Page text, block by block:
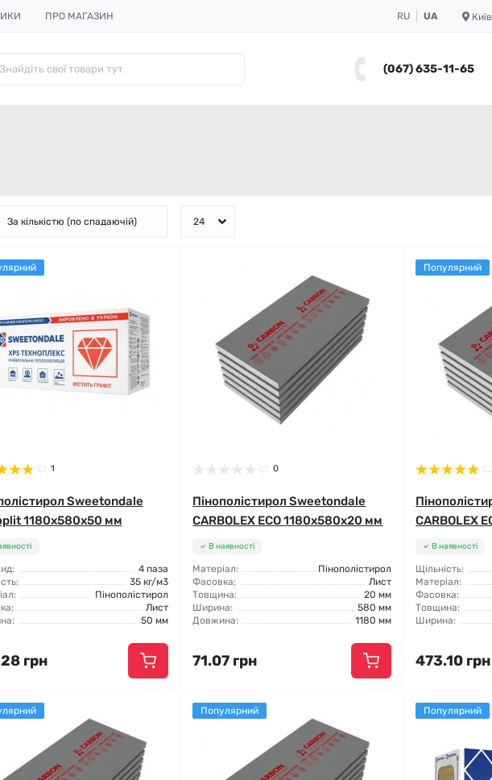
ПРО МАГАЗИН RU UA Київ
(067) 635-11-65
1
Sweetondale
1180x580x50 мм
4 паза
35 кг/м3
Пінополістирол
Лист
50 мм
грн
0
Пінополістирол Sweetondale
CARBOLEX ECO 1180x580x20 мм
В наявності
Матеріал:
Пінополістирол
Фасовка:
Лист
Товщина:
20 мм
Ширина:
580 мм
Довжина:
1180 мм
71.07 грн
Популярний
CARBOLEX
В наявності
Щільність:
Матеріал:
Фасовка:
Товщина:
Ширина:
473.10 грн
Популярний Популярний